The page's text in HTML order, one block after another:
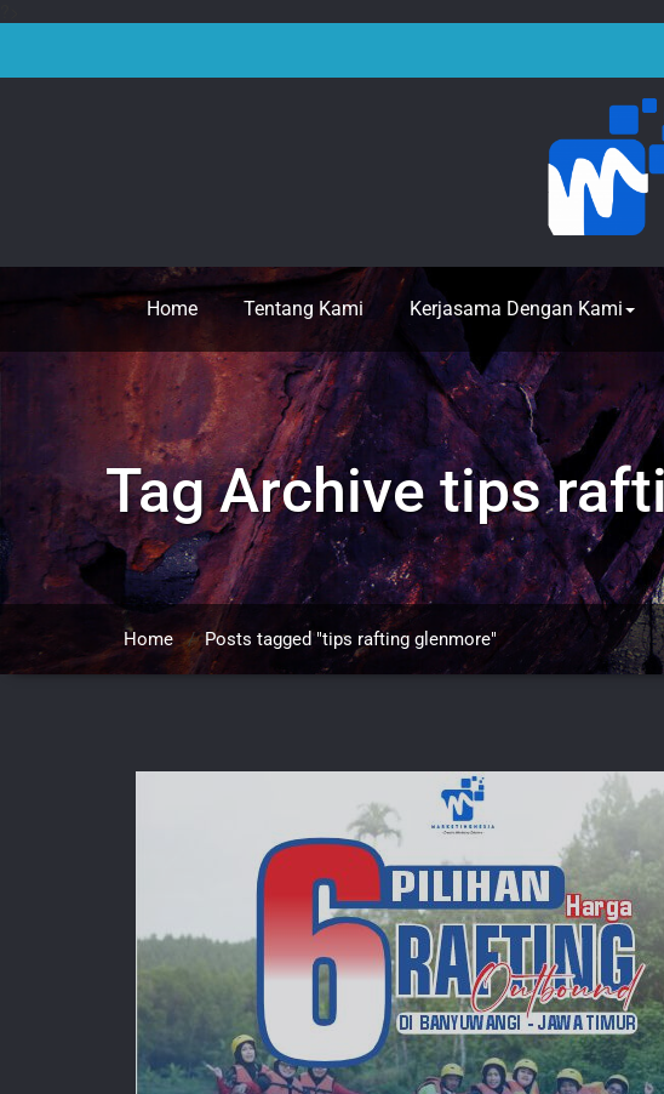
Home Tentang Kami Kerjasama Dengan Kami
Tag Archivetips
Home/Posts tagged "tips rafting glenmore"